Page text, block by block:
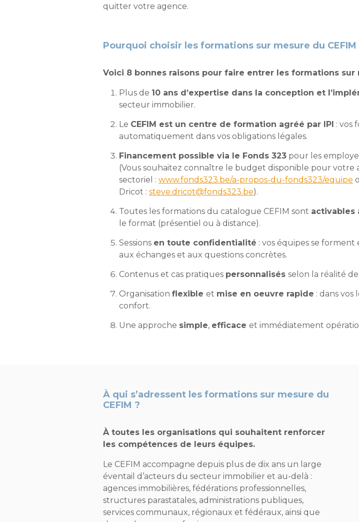
quitter votre agence.
Pourquoi choisir les formations sur mesure du CEFIM
Voici 8 bonnes raisons pour faire entrer les formations
Plus de 10 ans d’expertise dans la conception et
secteur immobilier.
Le CEFIM est un centre de formation agréé par IPI : vos
automatiquement dans vos obligations légales.
Financement possible via le Fonds 323 pour les
(Vous souhaitez connaître le budget disponible pour votre
sectoriel : www.fonds323.be/a-propos-du-fonds323/equipe
Dricot : steve.dricot@fonds323.be).
Toutes les formations du catalogue CEFIM sont activables
le format (présentiel ou à distance).
Sessions en toute confidentialité : vos équipes se
aux échanges et aux questions concrètes.
Contenus et cas pratiques personnalisés selon la réalité
Organisation flexible et mise en oeuvre rapide : dans
confort.
Une approche simple, efficace et immédiatement
À qui s’adressent les formations sur mesure du
CEFIM ?
À toutes les organisations qui souhaitent renforcer
les compétences de leurs équipes.
Le CEFIM accompagne depuis plus de dix ans un large
éventail d’acteurs du secteur immobilier et au-delà :
agences immobilières, fédérations professionnelles,
structures parastatales, administrations publiques,
services communaux, régionaux et fédéraux, ainsi que